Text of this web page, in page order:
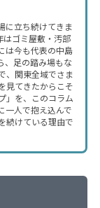
に立ち続けてきま
はゴミ屋敷・汚部
は今も代表の中島
、足の踏み場もな
、関東全域でさま
見てきたからこそ
」を、このコラム
一人で抱え込んで
続けている理由で